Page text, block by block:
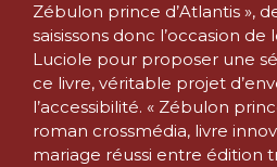
Zébulon prince d’Atlantis »,
saisissons donc l’occasion de
Luciole pour proposer une
ce livre, véritable projet
l’accessibilité. « Zébulon
roman crossmédia, livre
mariage réussi entre édition